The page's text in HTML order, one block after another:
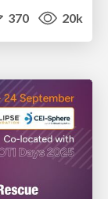
370 20k